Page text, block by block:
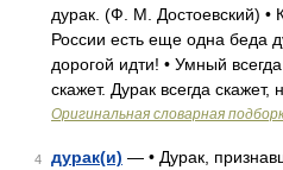
дурак. (Ф. М. Достоевский) •
России есть еще одна беда
дорогой идти! • Умный
скажет. Дурак всегда скажет,
Оригинальная словарная
4 дурак(и) — • Дурак,